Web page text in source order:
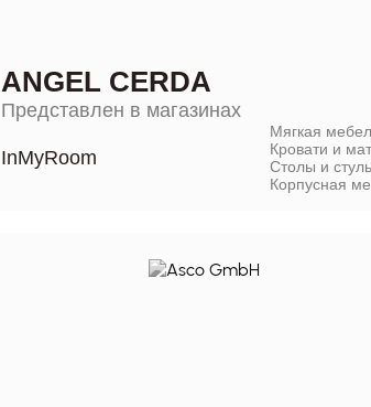
ANGEL CERDA
Представлен в магазинах
InMyRoom
Мягкая
Кровати и
Столы и
Корпусная